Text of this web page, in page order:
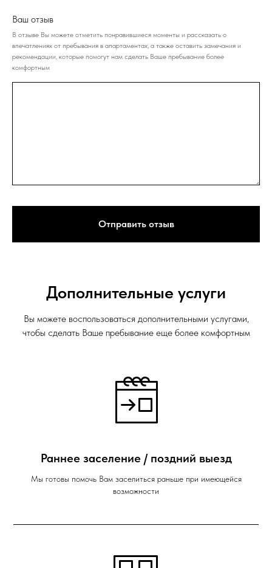
Ваш отзыв
В отзыве Вы можете отметить понравившиеся моменты и рассказать о
впечатлениях от пребывания в апартаментах, а также оставить замечания и
рекомендации, которые помогут нам сделать Ваше пребывание более
комфортным
Отправить отзыв
Дополнительные услуги
Вы можете воспользоваться дополнительными услугами,
чтобы сделать Ваше пребывание еще более комфортным
Раннее заселение / поздний выезд
Мы готовы помочь Вам заселиться раньше при имеющейся
возможности